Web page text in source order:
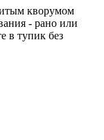
кворумом
- рано или
в тупик без